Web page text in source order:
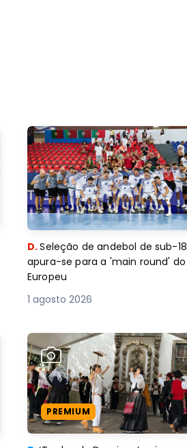
D.Seleção de andebol de sub-18
apura-se para a 'main round' do
Europeu
1 agosto 2026
PREMIUM